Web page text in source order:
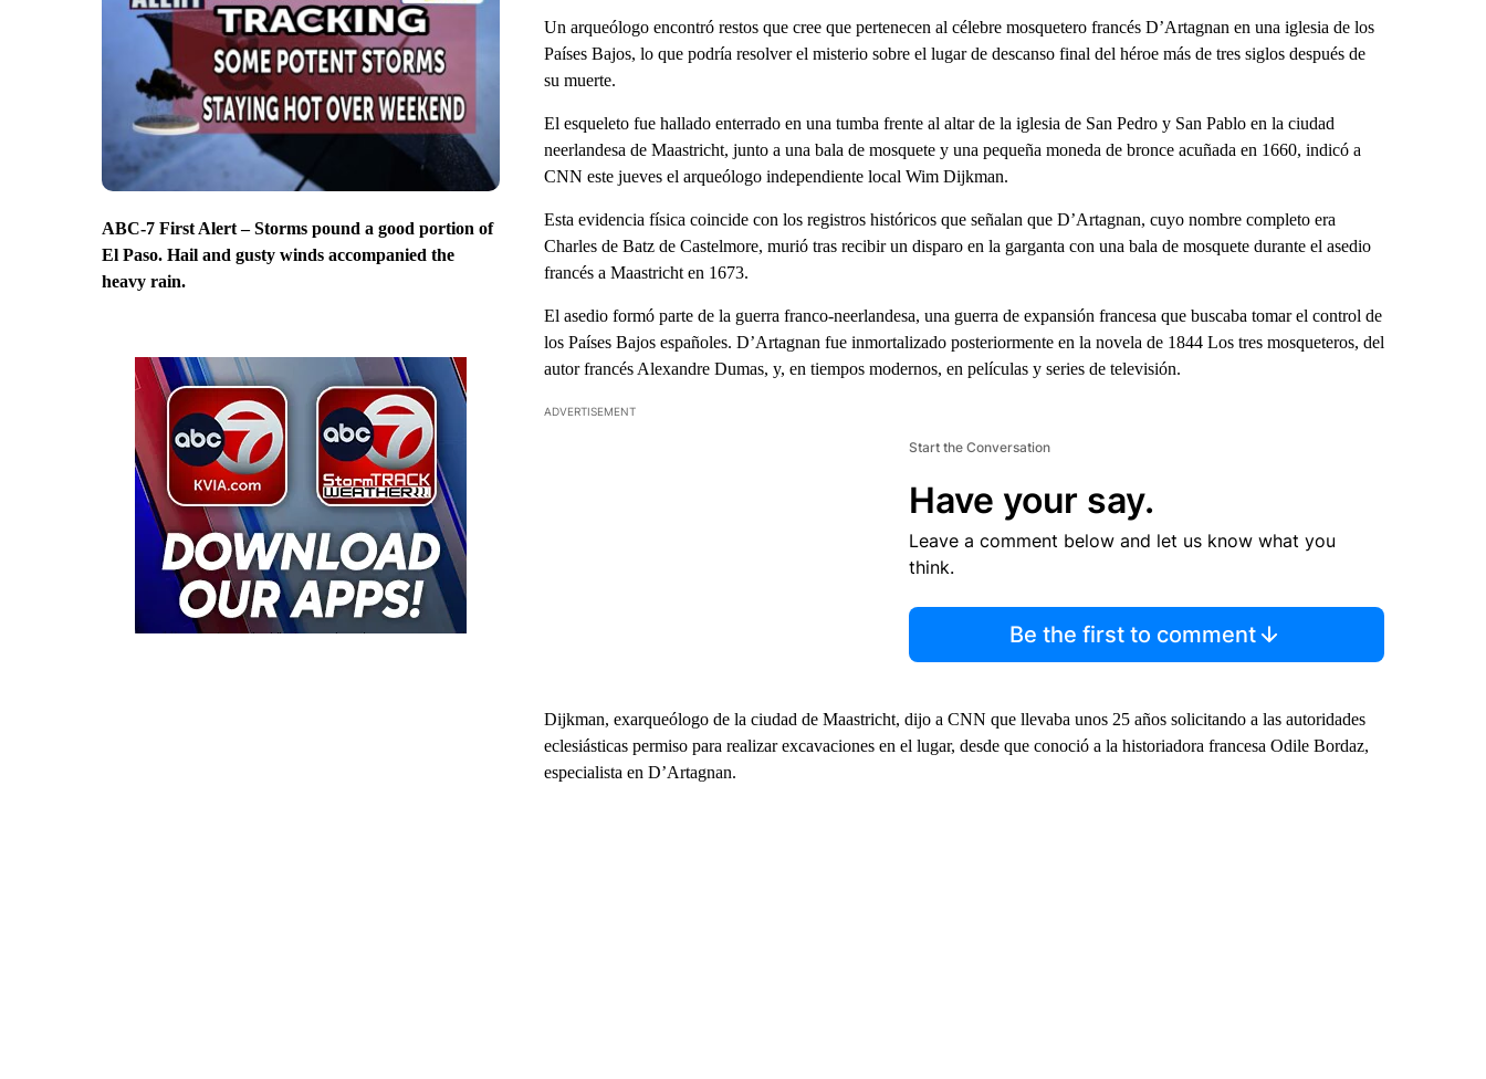
ABC-7 First Alert – Storms pound a good portion of
El Paso. Hail and gusty winds accompanied the
heavy rain.
Un arqueólogo encontró restos que cree que pertenecen al célebre mosquetero francés D’Artagnan en una iglesia de los
Países Bajos, lo que podría resolver el misterio sobre el lugar de descanso final del héroe más de tres siglos después de
su muerte.
El esqueleto fue hallado enterrado en una tumba frente al altar de la iglesia de San Pedro y San Pablo en la ciudad
neerlandesa de Maastricht, junto a una bala de mosquete y una pequeña moneda de bronce acuñada en 1660, indicó a
CNN este jueves el arqueólogo independiente local Wim Dijkman.
Esta evidencia física coincide con los registros históricos que señalan que D’Artagnan, cuyo nombre completo era
Charles de Batz de Castelmore, murió tras recibir un disparo en la garganta con una bala de mosquete durante el asedio
francés a Maastricht en 1673.
El asedio formó parte de la guerra franco-neerlandesa, una guerra de expansión francesa que buscaba tomar el control de
los Países Bajos españoles. D’Artagnan fue inmortalizado posteriormente en la novela de 1844 Los tres mosqueteros, del
autor francés Alexandre Dumas, y, en tiempos modernos, en películas y series de televisión.
ADVERTISEMENT
Start the Conversation
Have your say.
Leave a comment below and let us know what you
think.
Be the first to comment
Dijkman, exarqueólogo de la ciudad de Maastricht, dijo a CNN que llevaba unos 25 años solicitando a las autoridades
eclesiásticas permiso para realizar excavaciones en el lugar, desde que conoció a la historiadora francesa Odile Bordaz,
especialista en D’Artagnan.